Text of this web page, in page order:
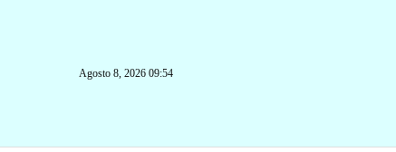
Agosto 8, 2026 09:54